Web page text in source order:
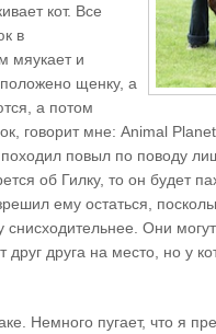
кот. Все
в
мяукает и
щенку, а
а потом
говорит мне: Animal
повыл по поводу
об Гилку, то он будет
ему остаться,
Они
друга на место, но у
Немного пугает, что я